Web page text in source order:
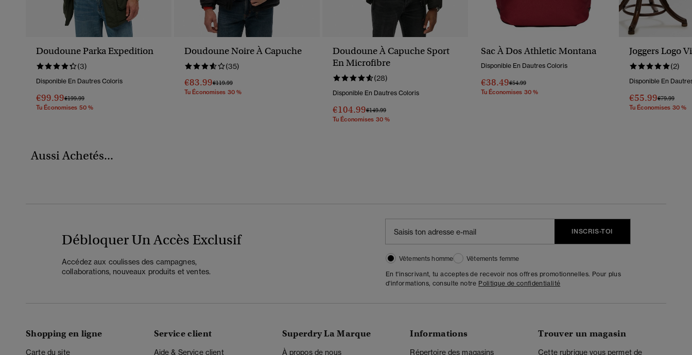
Doudoune Parka Expedition
(3)
Disponible En Dautres Coloris
€99.99Prix Réduit De
€199.99À
Tu Économises 50 %
Doudoune Noire À Capuche
(35)
€83.99Prix Réduit De
€119.99À
Tu Économises 30 %
Doudoune À Capuche Sport
En Microfibre
(28)
Disponible En Dautres Coloris
€104.99Prix Réduit De
€149.99À
Tu Économises 30 %
Sac À Dos Athletic Montana
Disponible En Dautres Coloris
€38.49Prix Réduit De
€54.99À
Tu Économises 30 %
Joggers Logo
(2)
Disponible En
€55.99Prix Réduit
€79.99À
Tu Économises 30 %
Aussi Achetés...
Débloquer Un Accès Exclusif
Accédez aux coulisses des campagnes,
collaborations, nouveaux produits et ventes.
INSCRIS-TOI
Vêtements homme
Vêtements femme
En t'inscrivant, tu acceptes de recevoir nos offres promotionnelles. Pour plus
d'informations, consulte notre Politique de confidentialité
Shopping en ligne
Carte du site
Service client
Aide & Service client
Superdry La Marque
À propos de nous
Informations
Répertoire des magasins
Trouver un magasin
Cette rubrique vous permet de